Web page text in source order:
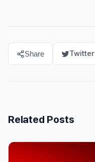
Share Twitter
Related Posts